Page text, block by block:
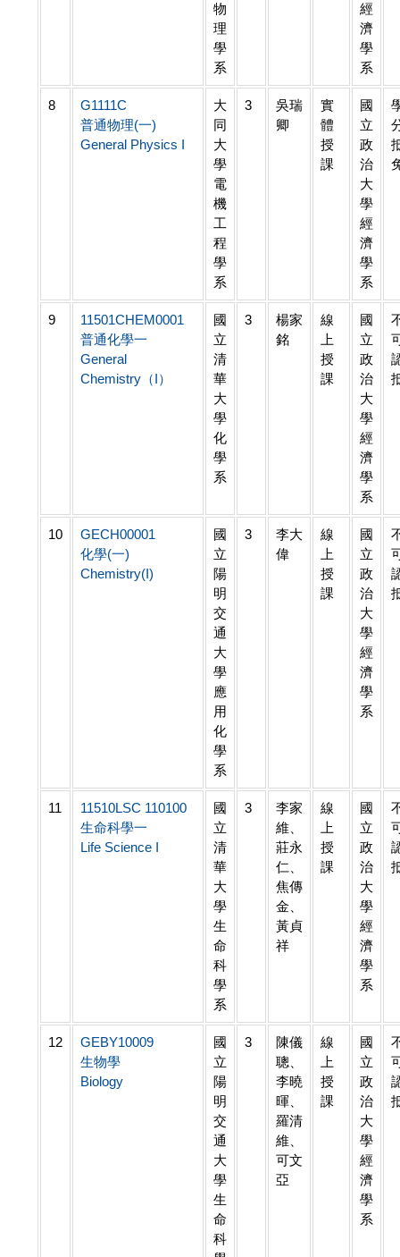
物
理
學
系
經
濟
學
系
8
G1111C
普通物理(一)
General Physics I
大
同
大
學
電
機
工
程
學
系
3
吳瑞
卿
實
體
授
課
國
立
政
治
大
學
經
濟
學
系
9
11501CHEM0001
普通化學一
General
Chemistry（I）
國
立
清
華
大
學
化
學
系
3
楊家
銘
線
上
授
課
國
立
政
治
大
學
經
濟
學
系
10
GECH00001
化學(一)
Chemistry(I)
國
立
陽
明
交
通
大
學
應
用
化
學
系
3
李大
偉
線
上
授
課
國
立
政
治
大
學
經
濟
學
系
11
11510LSC 110100
生命科學一
Life Science I
國
立
清
華
大
學
生
命
科
學
系
3
李家
維、
莊永
仁、
焦傳
金、
黃貞
祥
線
上
授
課
國
立
政
治
大
學
經
濟
學
系
12
GEBY10009
生物學
Biology
國
立
陽
明
交
通
大
學
生
命
科
3
陳儀
聰、
李曉
暉、
羅清
維、
可文
亞
線
上
授
課
國
立
政
治
大
學
經
濟
學
系